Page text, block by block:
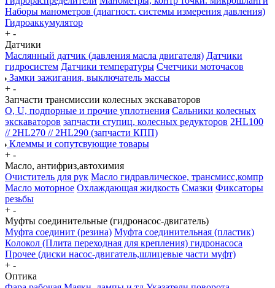
Наборы манометров (диагност. системы измерения давления)
Гидроаккумулятор
+ -
Датчики
Маслянный датчик (давления масла двигателя) Датчики
гидросистем Датчики температуры Счетчики моточасов
Замки зажигания, выключатель массы
+ -
Запчасти трансмиссии колесных экскаваторов
О, U, подпорные и прочие уплотнения Сальники колесных
экскаваторов запчасти ступиц, колесных редукторов 2HL100
// 2HL270 // 2HL290 (запчасти КПП)
Клеммы и сопутсвующие товары
+ -
Масло, антифриз,автохимия
Очиститель для рук Масло гидравлическое, трансмисс,компр
Масло моторное Охлаждающая жидкость Смазки Фиксаторы
резьбы
+ -
Муфты соединительные (гидронасос-двигатель)
Муфта соединит (резина) Муфта соединительная (пластик)
Колокол (Плита переходная для крепления) гидронасоса
Прочее (диски насос-двигатель,шлицевые части муфт)
+ -
Оптика